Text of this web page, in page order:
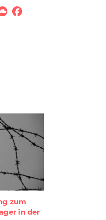
zum
in der